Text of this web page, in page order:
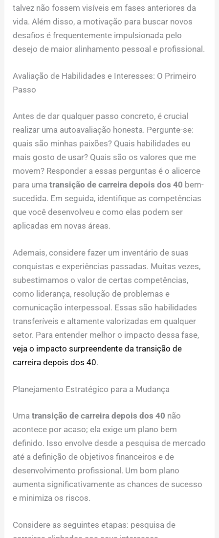
talvez não fossem visíveis em fases anteriores da
vida. Além disso, a motivação para buscar novos
desafios é frequentemente impulsionada pelo
desejo de maior alinhamento pessoal e profissional.
Avaliação de Habilidades e Interesses: O Primeiro
Passo
Antes de dar qualquer passo concreto, é crucial
realizar uma autoavaliação honesta. Pergunte-se:
quais são minhas paixões? Quais habilidades eu
mais gosto de usar? Quais são os valores que me
movem? Responder a essas perguntas é o alicerce
para umatransição de carreira depois dos 40 bem-
sucedida. Em seguida, identifique as competências
que você desenvolveu e como elas podem ser
aplicadas em novas áreas.
Ademais, considere fazer um inventário de suas
conquistas e experiências passadas. Muitas vezes,
subestimamos o valor de certas competências,
como liderança, resolução de problemas e
comunicação interpessoal. Essas são habilidades
transferíveis e altamente valorizadas em qualquer
setor. Para entender melhor o impacto dessa fase,
veja o impacto surpreendente da transição de
carreira depois dos 40.
Planejamento Estratégico para a Mudança
Umatransição de carreira depois dos 40 não
acontece por acaso; ela exige um plano bem
definido. Isso envolve desde a pesquisa de mercado
até a definição de objetivos financeiros e de
desenvolvimento profissional. Um bom plano
aumenta significativamente as chances de sucesso
e minimiza os riscos.
Considere as seguintes etapas: pesquisa de